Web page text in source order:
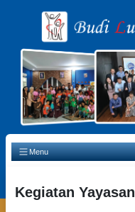
Main Navigation
Menu
Kegiatan Yayasan